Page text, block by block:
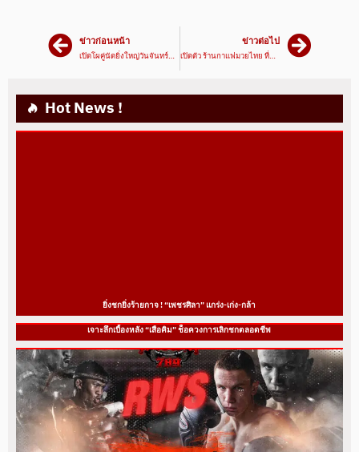
ข่าวก่อนหน้า
เปิดโผคู่นัดยิ่งใหญ่วันจันทร์ที่ 5 ต.ค.
ข่าวต่อไป
เปิดตัว ร้านกาแฟมวยไทย ที่แรกของโลก
Hot News !
ยิ่งชกยิ่งร้ายกาจ ! “เพชรศิลา” แกร่ง-เก่ง-กล้า
เจาะลึกเบื้องหลัง “เสือคิม” ช็อควงการเลิกชกตลอดชีพ